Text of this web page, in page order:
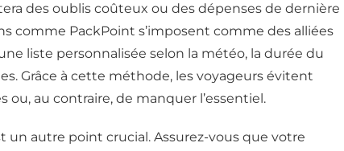
des oublis coûteux ou des dépenses de dernière
comme PackPoint s’imposent comme des alliées
liste personnalisée selon la météo, la durée du
Grâce à cette méthode, les voyageurs évitent
ou, au contraire, de manquer l’essentiel.
un autre point crucial. Assurez-vous que votre